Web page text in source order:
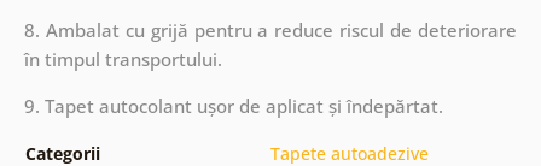
8. Ambalat cu grijă pentru a reduce riscul de deteriorare
în timpul transportului.
9. Tapet autocolant ușor de aplicat și îndepărtat.
Categorii Tapete autoadezive